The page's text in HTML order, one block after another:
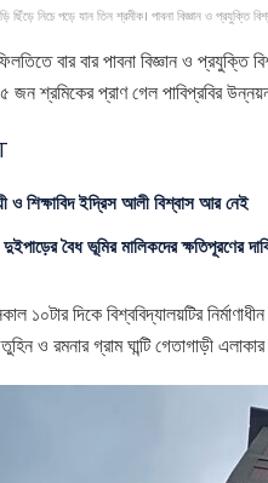
ছিঁড়ে নিচে পড়ে যান তিন শ্রমীক। পাবনা বিজ্ঞান ও প্রযুক্তি
বার বার পাবনা বিজ্ঞান ও
জন শ্রমিকের প্রাণ গেল পাবিপ্রবির
ও শিক্ষাবিদ ইদ্রিস আলী বিশ্বাস আর নেই
বৈধ ভূমির মালিকদের ক্ষতিপূরণের
১০টার দিকে বিশ্ববিদ্যালয়টির
ও রমনার গ্রাম ঘান্টি গেতাগাড়ী